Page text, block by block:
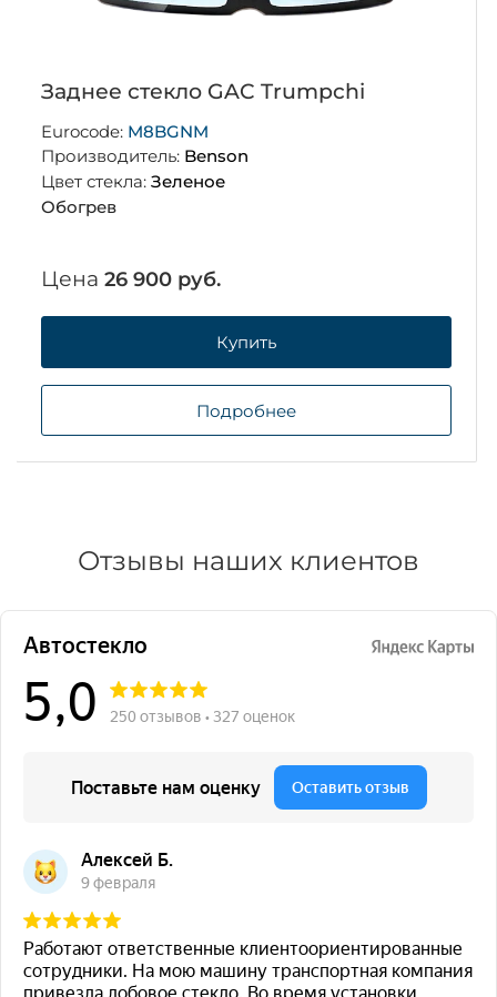
Заднее стекло GAC Trumpchi
Eurocode: M8BGNM
Производитель: Benson
Цвет стекла: Зеленое
Обогрев
Цена 26 900 руб.
Купить
Подробнее
Отзывы наших клиентов